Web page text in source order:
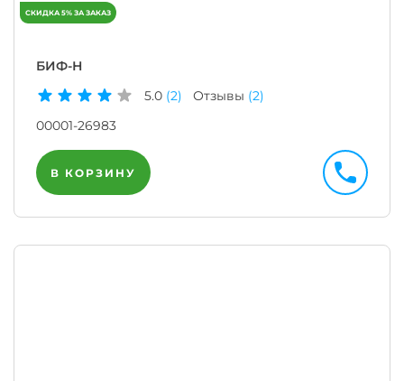
БИФ-Н
5.0 (2) Отзывы (2)
00001-26983
В КОРЗИНУ